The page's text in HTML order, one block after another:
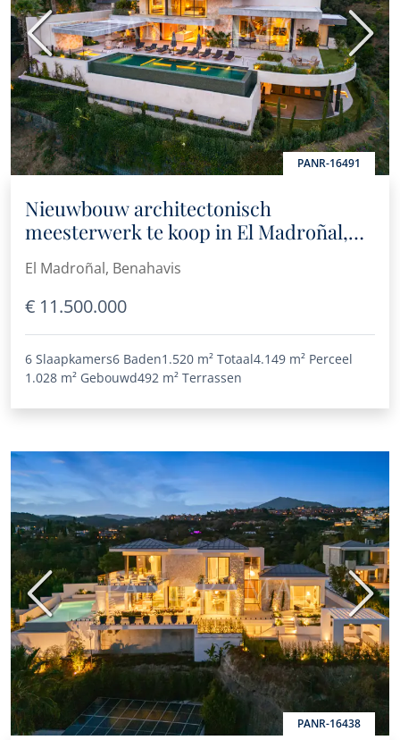
PANR-16491
Vorige
Nieuwbouw architectonisch
meesterwerk te koop in El Madroñal,
Benahavís
El Madroñal, Benahavis
€ 11.500.000
6 Slaapkamers6 Baden1.520 m² Totaal4.149 m² Perceel
1.028 m² Gebouwd492 m² Terrassen
PANR-16438
Vorige